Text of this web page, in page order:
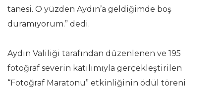
tanesi. O yüzden Aydın’a geldiğimde boş
duramıyorum.” dedi.
Aydın Valiliği tarafından düzenlenen ve 195
fotoğraf severin katılımıyla gerçekleştirilen
“Fotoğraf Maratonu” etkinliğinin ödül töreni